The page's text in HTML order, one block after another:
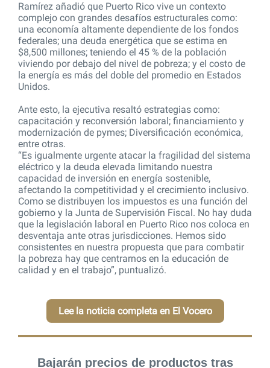
Ramírez añadió que Puerto Rico vive un contexto
complejo con grandes desafíos estructurales como:
una economía altamente dependiente de los fondos
federales; una deuda energética que se estima en
$8,500 millones; teniendo el 45 % de la población
viviendo por debajo del nivel de pobreza; y el costo de
la energía es más del doble del promedio en Estados
Unidos.
Ante esto, la ejecutiva resaltó estrategias como:
capacitación y reconversión laboral; financiamiento y
modernización de pymes; Diversificación económica,
entre otras.
“Es igualmente urgente atacar la fragilidad del sistema
eléctrico y la deuda elevada limitando nuestra
capacidad de inversión en energía sostenible,
afectando la competitividad y el crecimiento inclusivo.
Como se distribuyen los impuestos es una función del
gobierno y la Junta de Supervisión Fiscal. No hay duda
que la legislación laboral en Puerto Rico nos coloca en
desventaja ante otras jurisdicciones. Hemos sido
consistentes en nuestra propuesta que para combatir
la pobreza hay que centrarnos en la educación de
calidad y en el trabajo”, puntualizó.
Lee la noticia completa en El Vocero
Bajarán precios de productos tras